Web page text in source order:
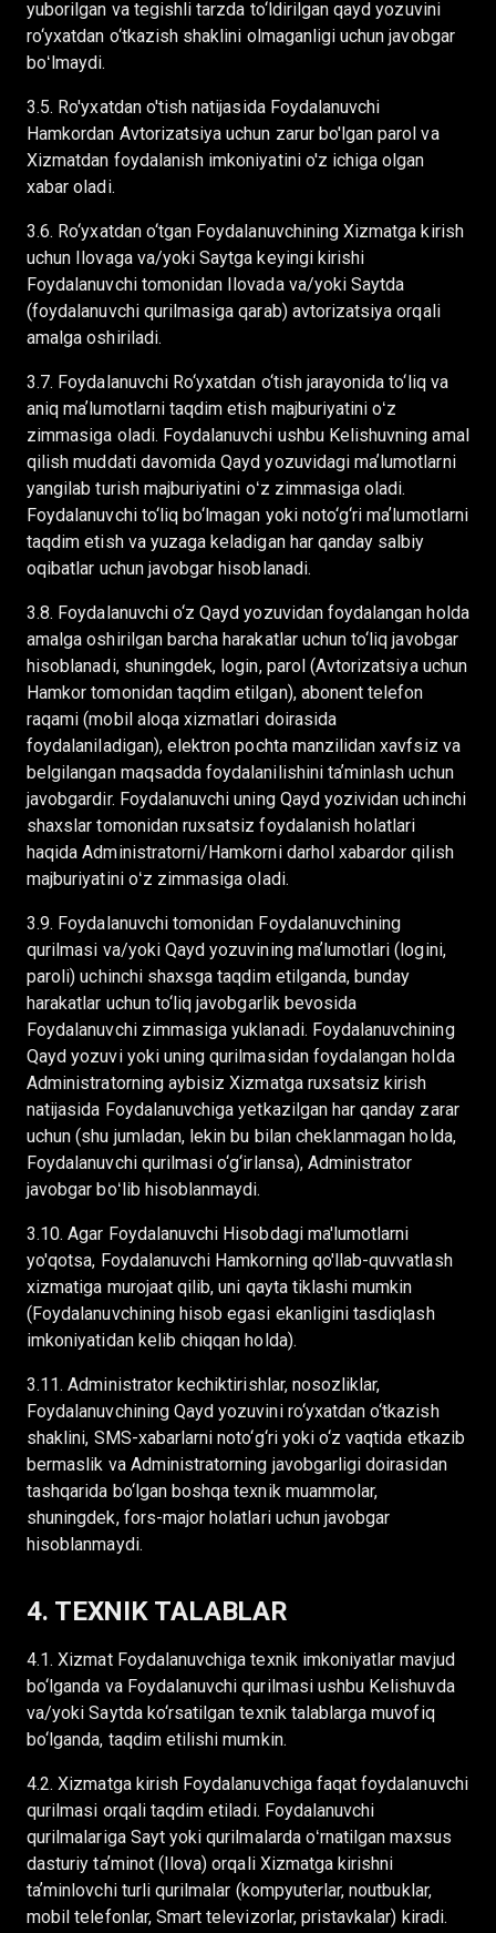
yuborilgan va tegishli tarzda to‘ldirilgan qayd yozuvini
ro‘yxatdan o‘tkazish shaklini olmaganligi uchun javobgar
boʻlmaydi.
3.5. Ro'yxatdan o'tish natijasida Foydalanuvchi
Hamkordan Avtorizatsiya uchun zarur bo'lgan parol va
Xizmatdan foydalanish imkoniyatini o'z ichiga olgan
xabar oladi.
3.6. Ro‘yxatdan o‘tgan Foydalanuvchining Xizmatga kirish
uchun Ilovaga va/yoki Saytga keyingi kirishi
Foydalanuvchi tomonidan Ilovada va/yoki Saytda
(foydalanuvchi qurilmasiga qarab) avtorizatsiya orqali
amalga oshiriladi.
3.7. Foydalanuvchi Ro‘yxatdan o‘tish jarayonida to‘liq va
aniq maʼlumotlarni taqdim etish majburiyatini oʻz
zimmasiga oladi. Foydalanuvchi ushbu Kelishuvning amal
qilish muddati davomida Qayd yozuvidagi maʼlumotlarni
yangilab turish majburiyatini oʻz zimmasiga oladi.
Foydalanuvchi to‘liq bo‘lmagan yoki noto‘g‘ri maʼlumotlarni
taqdim etish va yuzaga keladigan har qanday salbiy
oqibatlar uchun javobgar hisoblanadi.
3.8. Foydalanuvchi o‘z Qayd yozuvidan foydalangan holda
amalga oshirilgan barcha harakatlar uchun to‘liq javobgar
hisoblanadi, shuningdek, login, parol (Avtorizatsiya uchun
Hamkor tomonidan taqdim etilgan), abonent telefon
raqami (mobil aloqa xizmatlari doirasida
foydalaniladigan), elektron pochta manzilidan xavfsiz va
belgilangan maqsadda foydalanilishini taʼminlash uchun
javobgardir. Foydalanuvchi uning Qayd yozividan uchinchi
shaxslar tomonidan ruxsatsiz foydalanish holatlari
haqida Administratorni/Hamkorni darhol xabardor qilish
majburiyatini oʻz zimmasiga oladi.
3.9. Foydalanuvchi tomonidan Foydalanuvchining
qurilmasi va/yoki Qayd yozuvining maʼlumotlari (logini,
paroli) uchinchi shaxsga taqdim etilganda, bunday
harakatlar uchun to‘liq javobgarlik bevosida
Foydalanuvchi zimmasiga yuklanadi. Foydalanuvchining
Qayd yozuvi yoki uning qurilmasidan foydalangan holda
Administratorning aybisiz Xizmatga ruxsatsiz kirish
natijasida Foydalanuvchiga yetkazilgan har qanday zarar
uchun (shu jumladan, lekin bu bilan cheklanmagan holda,
Foydalanuvchi qurilmasi o‘g‘irlansa), Administrator
javobgar boʻlib hisoblanmaydi.
3.10. Agar Foydalanuvchi Hisobdagi ma'lumotlarni
yo'qotsa, Foydalanuvchi Hamkorning qo'llab-quvvatlash
xizmatiga murojaat qilib, uni qayta tiklashi mumkin
(Foydalanuvchining hisob egasi ekanligini tasdiqlash
imkoniyatidan kelib chiqqan holda).
3.11. Administrator kechiktirishlar, nosozliklar,
Foydalanuvchining Qayd yozuvini ro‘yxatdan o‘tkazish
shaklini, SMS-xabarlarni noto‘g‘ri yoki o‘z vaqtida etkazib
bermaslik va Administratorning javobgarligi doirasidan
tashqarida bo‘lgan boshqa texnik muammolar,
shuningdek, fors-major holatlari uchun javobgar
hisoblanmaydi.
4. TEXNIK TALABLAR
4.1. Xizmat Foydalanuvchiga texnik imkoniyatlar mavjud
bo‘lganda va Foydalanuvchi qurilmasi ushbu Kelishuvda
va/yoki Saytda ko‘rsatilgan texnik talablarga muvofiq
bo‘lganda, taqdim etilishi mumkin.
4.2. Xizmatga kirish Foydalanuvchiga faqat foydalanuvchi
qurilmasi orqali taqdim etiladi. Foydalanuvchi
qurilmalariga Sayt yoki qurilmalarda oʻrnatilgan maxsus
dasturiy taʼminot (Ilova) orqali Xizmatga kirishni
taʼminlovchi turli qurilmalar (kompyuterlar, noutbuklar,
mobil telefonlar, Smart televizorlar, pristavkalar) kiradi.